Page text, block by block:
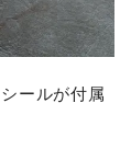
ールが付属